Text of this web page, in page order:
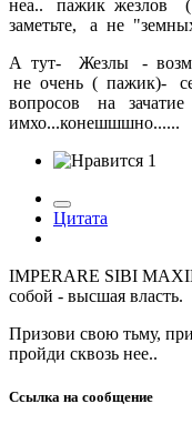
неа.. пажик жезлов
заметьте, а не
А тут- Жезлы -
не очень ( пажик)-
вопросов на зачатие
имхо...конешшшно......
1
Цитата
IMPERARE SIBI
собой - высшая власть.
Призови свою тьму,
пройди сквозь нее..
Ссылка на сообщение